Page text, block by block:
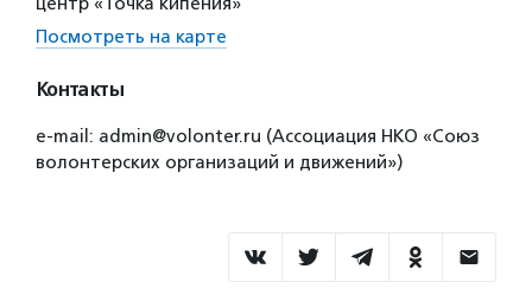
Посмотреть на карте
Контакты
e-mail: admin@volonter.ru (Ассоциация НКО «Союз
волонтерских организаций и движений»)